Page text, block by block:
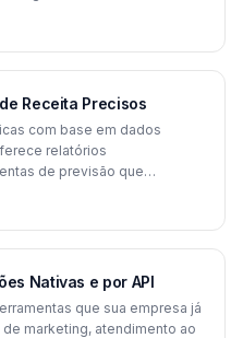
criar sequências de
seja esquecido e que o
no momento certo.
Receita Precisos
com base em dados
relatórios
de previsão que
base no seu funil de
e da saúde financeira
prazo.
Nativas e por API
que sua empresa já
marketing, atendimento ao